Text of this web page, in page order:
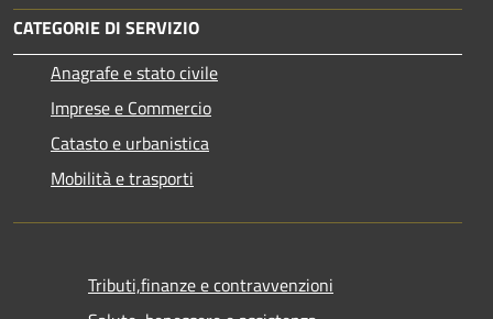
CATEGORIE DI SERVIZIO
Anagrafe e stato civile
Imprese e Commercio
Catasto e urbanistica
Mobilità e trasporti
Tributi,finanze e contravvenzioni